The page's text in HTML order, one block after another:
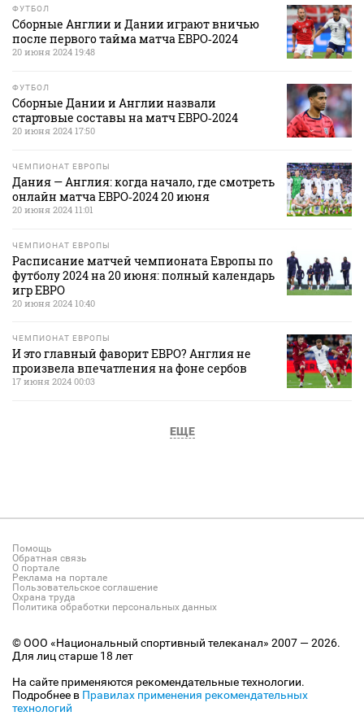
ФУТБОЛ
Сборные Англии и Дании играют вничью
после первого тайма матча ЕВРО‑2024
20 июня 2024 19:48
ФУТБОЛ
Сборные Дании и Англии назвали
стартовые составы на матч ЕВРО‑2024
20 июня 2024 17:50
ЧЕМПИОНАТ ЕВРОПЫ
Дания — Англия: когда начало, где смотреть
онлайн матча ЕВРО‑2024 20 июня
20 июня 2024 11:01
ЧЕМПИОНАТ ЕВРОПЫ
Расписание матчей чемпионата Европы по
футболу 2024 на 20 июня: полный календарь
игр ЕВРО
20 июня 2024 10:40
ЧЕМПИОНАТ ЕВРОПЫ
И это главный фаворит ЕВРО? Англия не
произвела впечатления на фоне сербов
17 июня 2024 00:03
ЕЩЕ
Помощь
Обратная связь
О портале
Реклама на портале
Пользовательское соглашение
Охрана труда
Политика обработки персональных данных
© ООО «Национальный спортивный телеканал» 2007 — 2026.
Для лиц старше 18 лет
На сайте применяются рекомендательные технологии.
Подробнее в Правилах применения рекомендательных
технологий